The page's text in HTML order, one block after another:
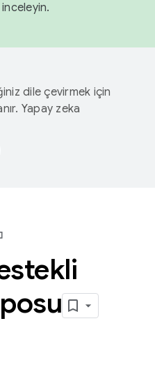
inceleyin.
dile çevirmek için
Yapay zeka